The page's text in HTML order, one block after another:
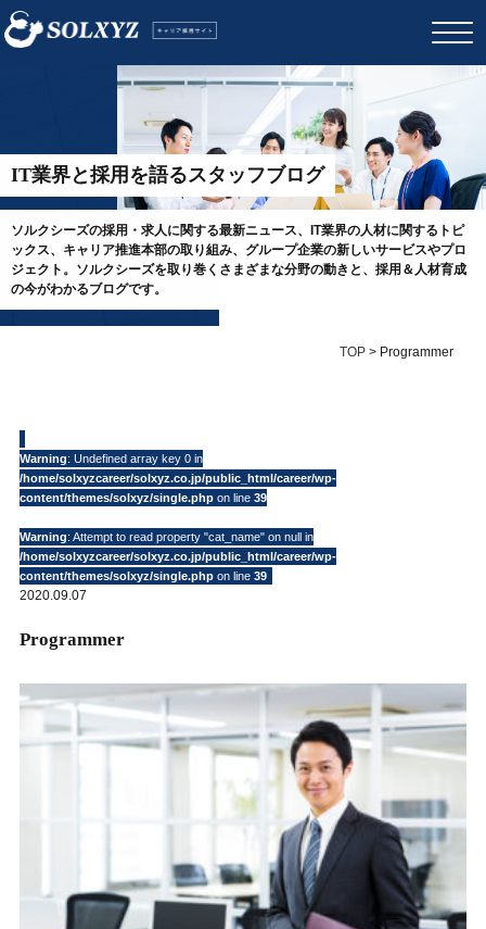
IT業界と採用を語るスタッフブログ
ソルクシーズの採用・求人に関する最新ニュース、IT業界の人材に関するトピ
ックス、キャリア推進本部の取り組み、グループ企業の新しいサービスやプロ
ジェクト。ソルクシーズを取り巻くさまざまな分野の動きと、採用＆人材育成
の今がわかるブログです。
TOP > Programmer
Warning: Undefined array key 0 in
/home/solxyzcareer/solxyz.co.jp/public_html/career/wp-
content/themes/solxyz/single.phpon line 39
Warning: Attempt to read property "cat_name" on null in
/home/solxyzcareer/solxyz.co.jp/public_html/career/wp-
content/themes/solxyz/single.phpon line 39
2020.09.07
Programmer